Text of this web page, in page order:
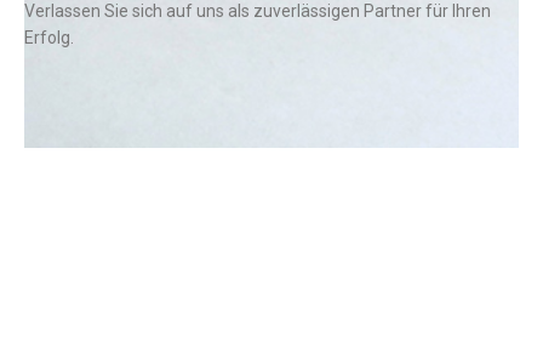
Verlassen Sie sich auf uns als zuverlässigen Partner für Ihren
Erfolg.